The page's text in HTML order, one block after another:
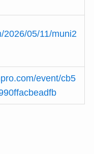
2026/05/11/muni2
event/cb5